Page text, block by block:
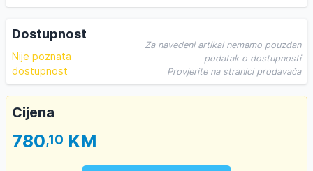
Dostupnost
Nije poznata
dostupnost
Za navedeni artikal nemamo pouzdan
podatak o dostupnosti
Provjerite na stranici prodavača
Cijena
780,10 KM